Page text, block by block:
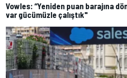
Vowles: “Yeniden puan barajına
var gücümüzle çalıştık"